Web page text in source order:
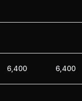
6,400 6,400